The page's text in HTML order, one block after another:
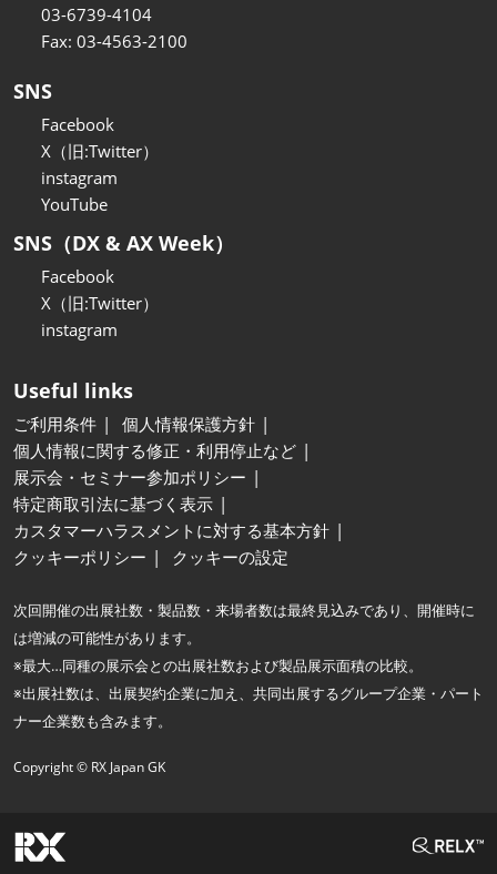
03-6739-4104
Fax: 03-4563-2100
SNS
Facebook
X（旧:Twitter）
instagram
YouTube
SNS（DX & AX Week）
Facebook
X（旧:Twitter）
instagram
Useful links
ご利用条件
個人情報保護方針
個人情報に関する修正・利用停止など
展示会・セミナー参加ポリシー
特定商取引法に基づく表示
カスタマーハラスメントに対する基本方針
クッキーポリシー
クッキーの設定
次回開催の出展社数・製品数・来場者数は最終見込みであり、開催時に
は増減の可能性があります。
※最大…同種の展示会との出展社数および製品展示面積の比較。
※出展社数は、出展契約企業に加え、共同出展するグループ企業・パート
ナー企業数も含みます。
Copyright © RX Japan GK